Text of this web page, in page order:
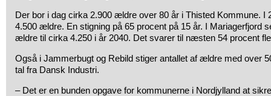
Der bor i dag cirka 2.900 ældre over 80 år i Thisted Kommune. I
4.500 ældre. En stigning på 65 procent på 15 år. I Mariagerfjord
ældre til cirka 4.250 i år 2040. Det svarer til næsten 54 procent
Også i Jammerbugt og Rebild stiger antallet af ældre med over
tal fra Dansk Industri.
– Det er en bunden opgave for kommunerne i Nordjylland at